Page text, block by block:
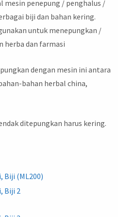
mesin penepung / penghalus /
biji dan bahan kering.
untuk menepungkan /
herba dan farmasi
dengan mesin ini antara
bahan herbal china,
ditepungkan harus kering.